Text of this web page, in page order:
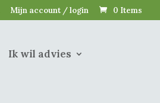
Mijn account / login 0 Items
Ik wil advies